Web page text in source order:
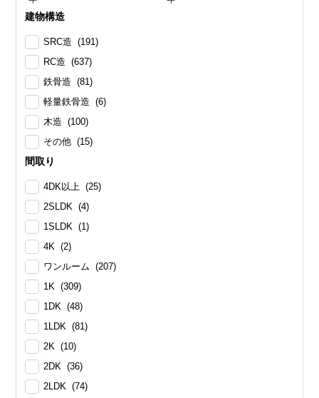
建物構造
SRC造 (191)
RC造 (637)
鉄骨造 (81)
軽量鉄骨造 (6)
木造 (100)
その他 (15)
間取り
4DK以上 (25)
2SLDK (4)
1SLDK (1)
4K (2)
ワンルーム (207)
1K (309)
1DK (48)
1LDK (81)
2K (10)
2DK (36)
2LDK (74)